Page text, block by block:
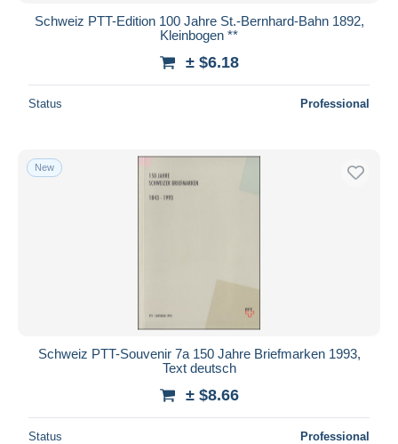
Schweiz PTT-Edition 100 Jahre St.-Bernhard-Bahn 1892,
Kleinbogen **
± $6.18
Status Professional
New
Schweiz PTT-Souvenir 7a 150 Jahre Briefmarken 1993,
Text deutsch
± $8.66
Status Professional